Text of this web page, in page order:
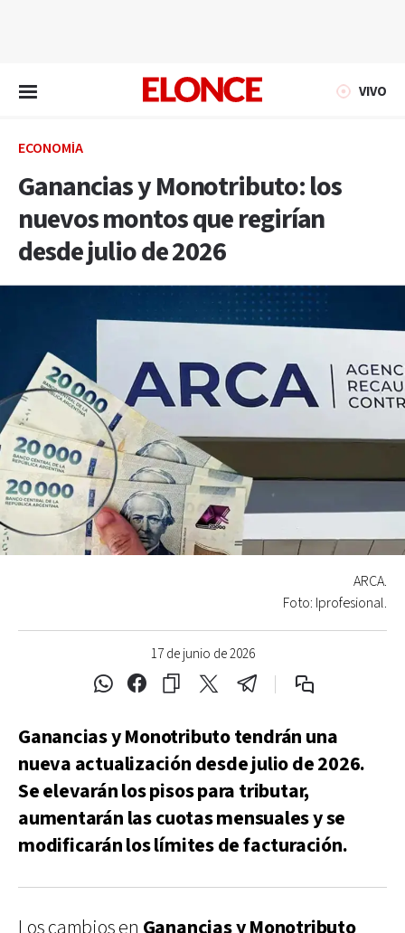
VIVO
ECONOMÍA
Ganancias y Monotributo: los
nuevos montos que regirían
desde julio de 2026
17 de junio de 2026
ARCA.
Foto: Iprofesional.
Ganancias y Monotributo tendrán una
nueva actualización desde julio de 2026.
Se elevarán los pisos para tributar,
aumentarán las cuotas mensuales y se
modificarán los límites de facturación.
Los cambios en Ganancias y Monotributo